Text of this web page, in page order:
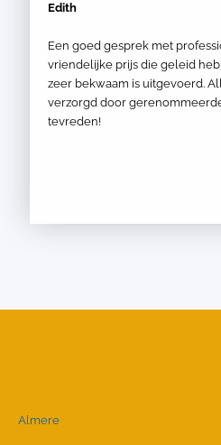
Edith
Een goed gesprek met
vriendelijke prijs die geleid
zeer bekwaam is uitgevoerd.
verzorgd door
tevreden!
Almere